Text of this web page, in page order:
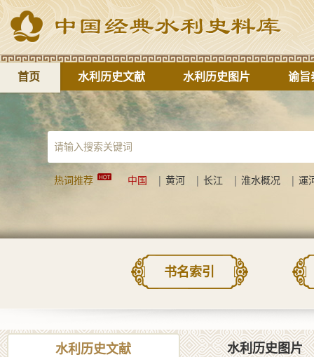
首页 水利历史文献 水利历史图片 谕旨
热词推荐 中国 |黄河 |长江 |淮水概况 |運
书名索引
水利历史文献 水利历史图片